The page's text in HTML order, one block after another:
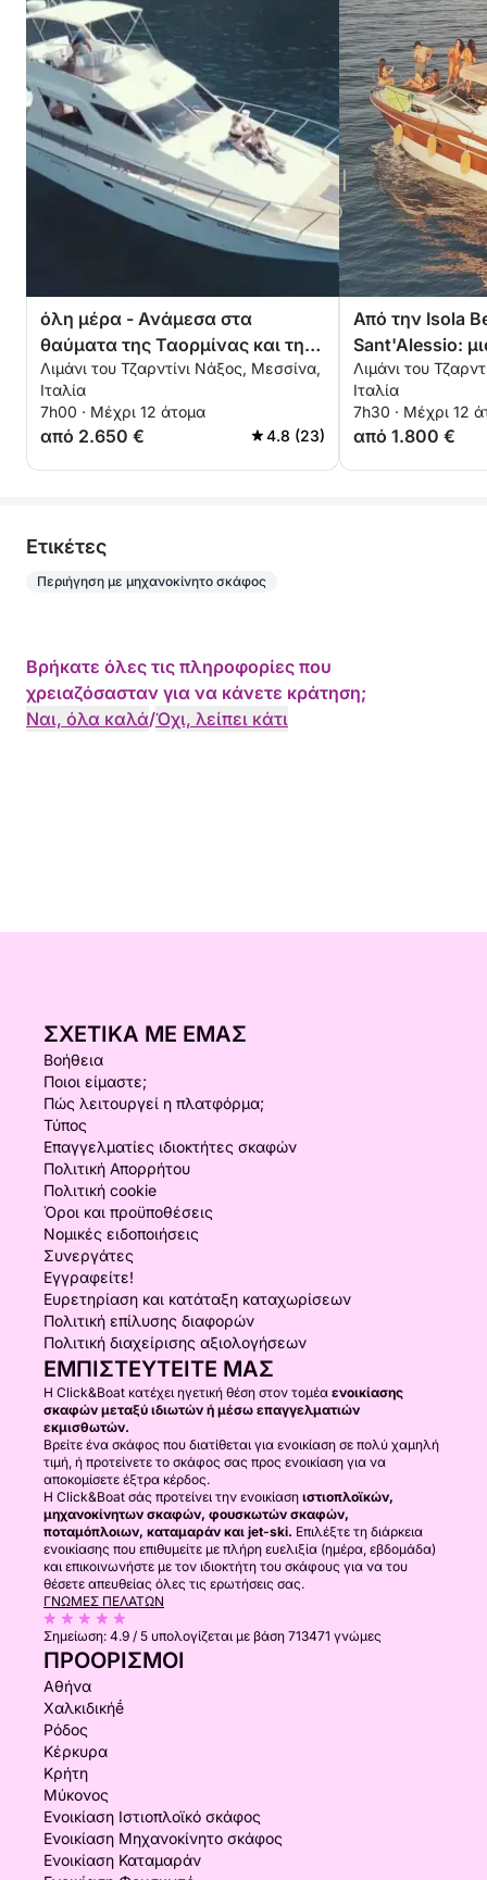
όλη μέρα - Ανάμεσα στα
θαύματα της Ταορμίνας και της
Αίτνας
Λιμάνι του Τζαρντίνι Νάξος, Μεσσίνα,
Ιταλία
7h00 · Μέχρι 12 άτομα
από 2.650 € 4.8 (23)
Από την Isola
Sant'Alessio:
εμπειρία με
Λιμάνι του
Ιταλία
7h30 · Μέχρι 12
από 1.800 €
Eτικέτες
Περιήγηση με μηχανοκίνητο σκάφος
Βρήκατε όλες τις πληροφορίες που
χρειαζόσασταν για να κάνετε κράτηση;
Ναι, όλα καλά/Όχι, λείπει κάτι
ΣΧΕΤΙΚΆ ΜΕ ΕΜΆΣ
Βοήθεια
Ποιοι είμαστε;
Πώς λειτουργεί η πλατφόρμα;
Τύπος
Επαγγελματίες ιδιοκτήτες σκαφών
Πολιτική Απορρήτου
Πολιτική cookie
Όροι και προϋποθέσεις
Νομικές ειδοποιήσεις
Συνεργάτες
Εγγραφείτε!
Ευρετηρίαση και κατάταξη καταχωρίσεων
Πολιτική επίλυσης διαφορών
Πολιτική διαχείρισης αξιολογήσεων
ΕΜΠΙΣΤΕΥΤΕΊΤΕ ΜΑΣ
Η Click&Boat κατέχει ηγετική θέση στον τομέα ενοικίασης
σκαφών μεταξύ ιδιωτών ή μέσω επαγγελματιών
εκμισθωτών.
Βρείτε ένα σκάφος που διατίθεται για ενοικίαση σε πολύ χαμηλή
τιμή, ή προτείνετε το σκάφος σας προς ενοικίαση για να
αποκομίσετε έξτρα κέρδος.
Η Click&Boat σάς προτείνει την ενοικίαση ιστιοπλοϊκών,
μηχανοκίνητων σκαφών, φουσκωτών σκαφών,
ποταμόπλοιων, καταμαράν και jet-ski. Επιλέξτε τη διάρκεια
ενοικίασης που επιθυμείτε με πλήρη ευελιξία (ημέρα, εβδομάδα)
και επικοινωνήστε με τον ιδιοκτήτη του σκάφους για να του
θέσετε απευθείας όλες τις ερωτήσεις σας.
ΓΝΏΜΕΣ ΠΕΛΑΤΏΝ
Σημείωση: 4.9 / 5 υπολογίζεται με βάση 713471 γνώμες
ΠΡΟΟΡΙΣΜΟΊ
Αθήνα
Χαλκιδικήḗ
Ρόδος
Κέρκυρα
Κρήτη
Μύκονος
Ενοικίαση Ιστιοπλοϊκό σκάφος
Ενοικίαση Μηχανοκίνητο σκάφος
Ενοικίαση Καταμαράν